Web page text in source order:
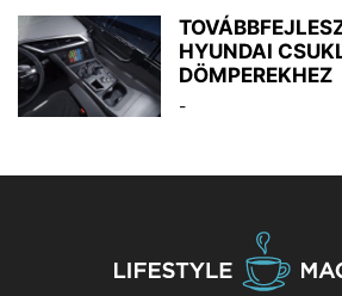
HYUNDAI
DÖMPEREKHEZ
-